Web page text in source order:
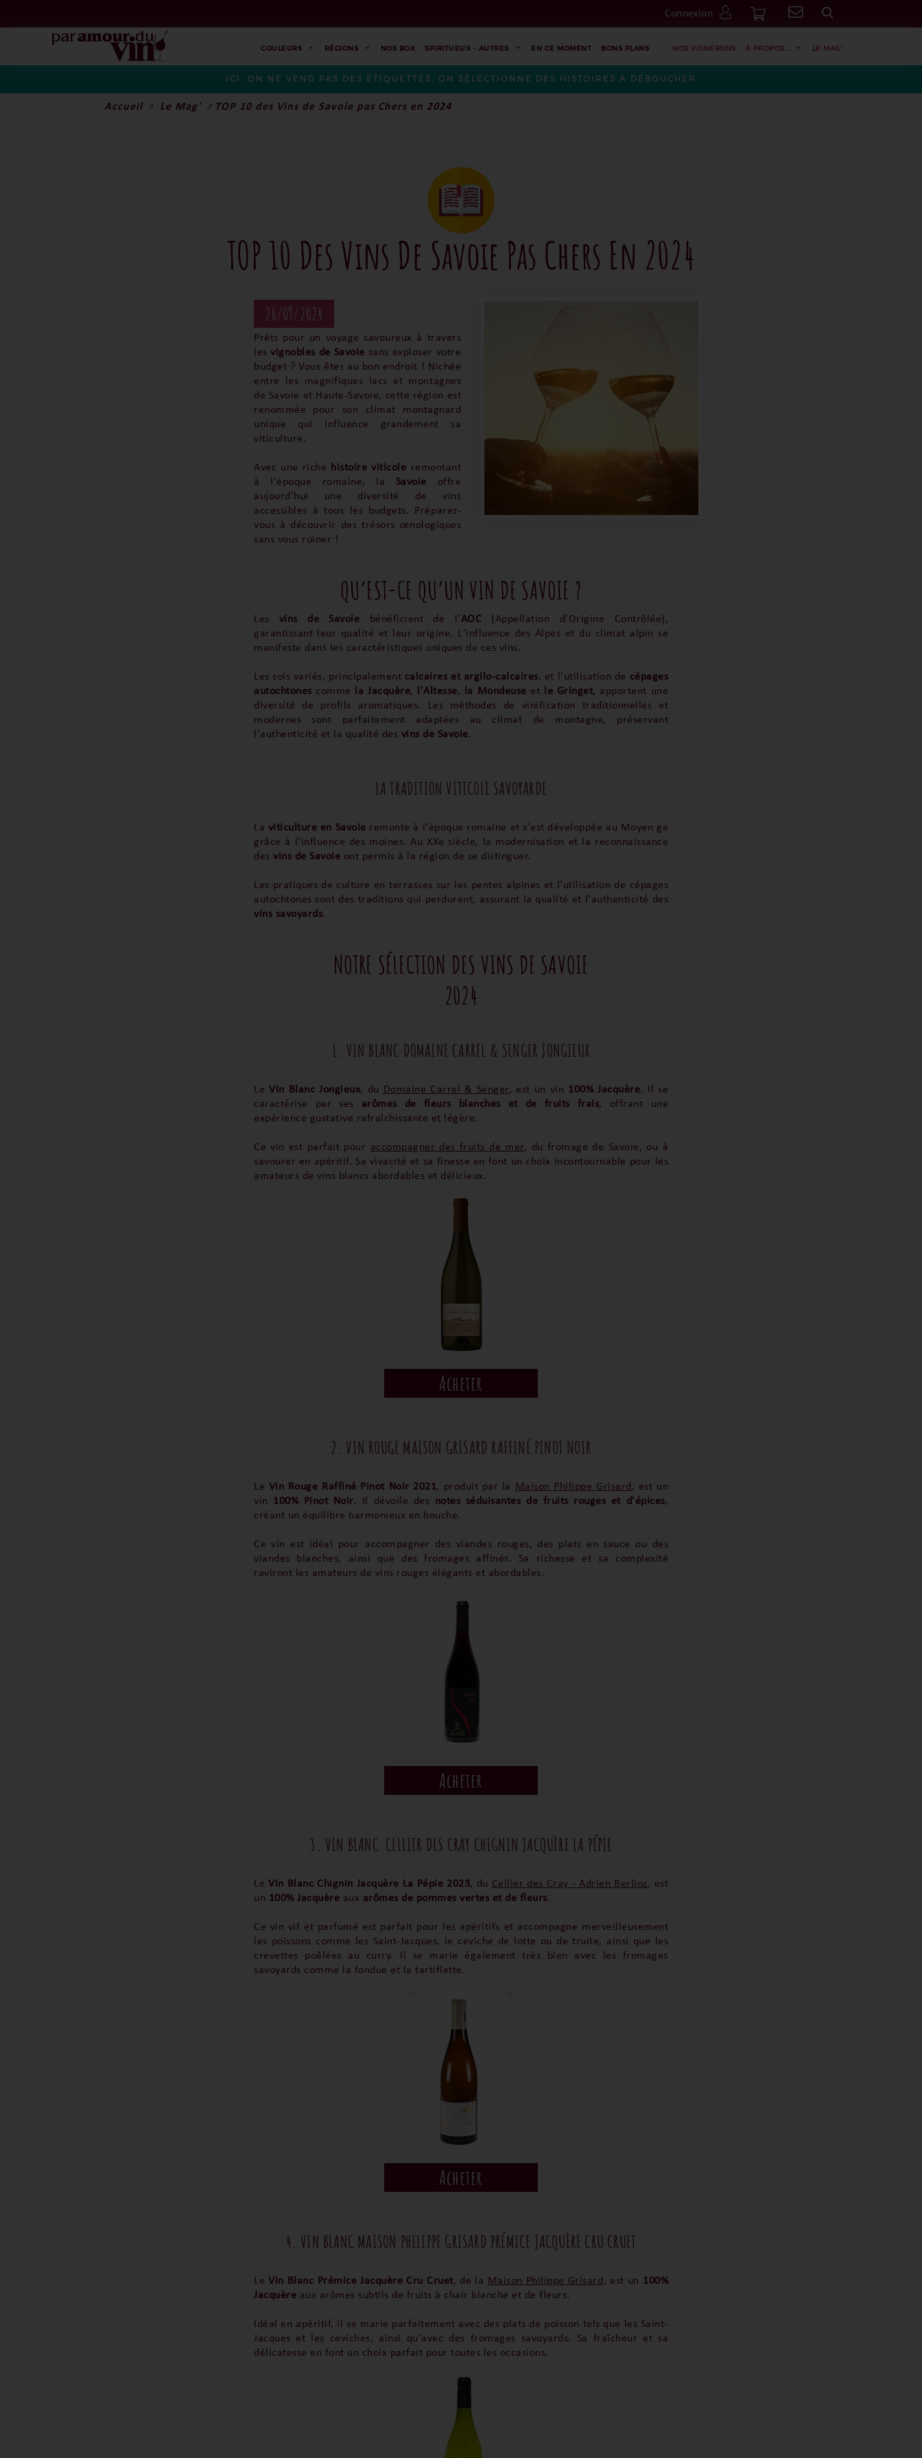
Connexion
Go
COULEURS RÉGIONS NOS BOX SPIRITUEUX - AUTRES EN CE MOMENT BONS PLANS NOS VIGNERONS À PROPOS... LE MAG'
ICI, ON NE VEND PAS DES ÉTIQUETTES. ON SÉLECTIONNE DES HISTOIRES À DÉBOUCHER
Accueil Le Mag' TOP 10 des Vins de Savoie pas Chers en 2024
TOP 10 Des Vins De Savoie Pas Chers En 2024
26/09/2024
Prêts pour un voyage savoureux à travers
lesvignobles de Savoie sans exploser votre
budget ? Vous êtes au bon endroit ! Nichée
entre les magnifiques lacs et montagnes
de Savoie et Haute-Savoie, cette région est
renommée pour son climat montagnard
unique qui influence grandement sa
viticulture.
Avec une riche histoire viticole remontant
à l'époque romaine, la Savoie offre
aujourd'hui une diversité de vins
accessibles à tous les budgets. Préparez-
vous à découvrir des trésors œnologiques
sans vous ruiner !
QU’EST-CE QU’UN VIN DE SAVOIE ?
Les vins de Savoie bénéficient de l'AOC (Appellation d'Origine Contrôlée),
garantissant leur qualité et leur origine. L'influence des Alpes et du climat alpin se
manifeste dans les caractéristiques uniques de ces vins.
Les sols variés, principalement calcaires et argilo-calcaires, et l'utilisation de cépages
autochtones comme la Jacquère, l'Altesse, la Mondeuse et le Gringet, apportent une
diversité de profils aromatiques. Les méthodes de vinification traditionnelles et
modernes sont parfaitement adaptées au climat de montagne, préservant
l'authenticité et la qualité des vins de Savoie.
LA TRADITION VITICOLE SAVOYARDE
La viticulture en Savoie remonte à l'époque romaine et s'est développée au Moyen ge
grâce à l'influence des moines. Au XXe siècle, la modernisation et la reconnaissance
des vins de Savoie ont permis à la région de se distinguer.
Les pratiques de culture en terrasses sur les pentes alpines et l'utilisation de cépages
autochtones sont des traditions qui perdurent, assurant la qualité et l'authenticité des
vins savoyards.
NOTRE SÉLECTION DES VINS DE SAVOIE
2024
1. VIN BLANC DOMAINE CARREL & SENGER JONGIEUX
LeVin Blanc Jongieux, du Domaine Carrel & Senger, est un vin 100% Jacquère. Il se
caractérise par ses arômes de fleurs blanches et de fruits frais, offrant une
expérience gustative rafraîchissante et légère.
Ce vin est parfait pour accompagner des fruits de mer, du fromage de Savoie, ou à
savourer en apéritif. Sa vivacité et sa finesse en font un choix incontournable pour les
amateurs de vins blancs abordables et délicieux.
Acheter
2. VIN ROUGE MAISON GRISARD RAFFINÉ PINOT NOIR
Le Vin Rouge Raffiné Pinot Noir 2021, produit par la Maison Philippe Grisard , est un
vin 100% Pinot Noir. Il dévoile des notes séduisantes de fruits rouges et d'épices,
créant un équilibre harmonieux en bouche.
Ce vin est idéal pour accompagner des viandes rouges, des plats en sauce ou des
viandes blanches, ainsi que des fromages affinés. Sa richesse et sa complexité
raviront les amateurs de vins rouges élégants et abordables.
Acheter
3. VIN BLANC CELLIER DES CRAY CHIGNIN JACQUÈRE LA PÉPIE
LeVin Blanc Chignin Jacquère La Pépie 2023, du Cellier des Cray - Adrien Berlioz, est
un 100% Jacquère aux arômes de pommes vertes et de fleurs.
Ce vin vif et parfumé est parfait pour les apéritifs et accompagne merveilleusement
les poissons comme les Saint-Jacques, le ceviche de lotte ou de truite, ainsi que les
crevettes poêlées au curry. Il se marie également très bien avec les fromages
savoyards comme la fondue et la tartiflette.
Acheter
4. VIN BLANC MAISON PHILIPPE GRISARD PRÉMICE JACQUÈRE CRU CRUET
LeVin Blanc Prémice Jacquère Cru Cruet, de la Maison Philippe Grisard , est un 100%
Jacquère aux arômes subtils de fruits à chair blanche et de fleurs.
Idéal en apéritif, il se marie parfaitement avec des plats de poisson tels que les Saint-
Jacques et les ceviches, ainsi qu'avec des fromages savoyards. Sa fraîcheur et sa
délicatesse en font un choix parfait pour toutes les occasions.